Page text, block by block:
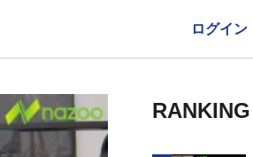
ログイン
RANKING